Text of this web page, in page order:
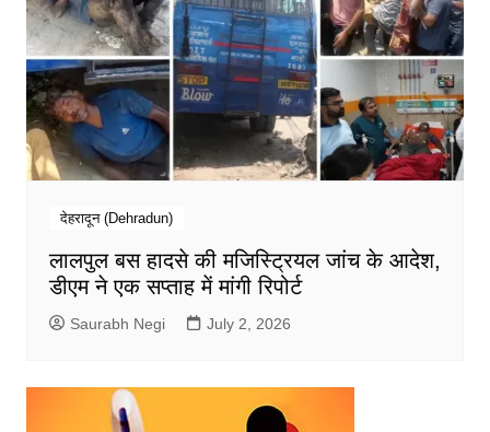
देहरादून (Dehradun)
लालपुल बस हादसे की मजिस्ट्रियल जांच के आदेश,
डीएम ने एक सप्ताह में मांगी रिपोर्ट
Saurabh Negi July 2, 2026